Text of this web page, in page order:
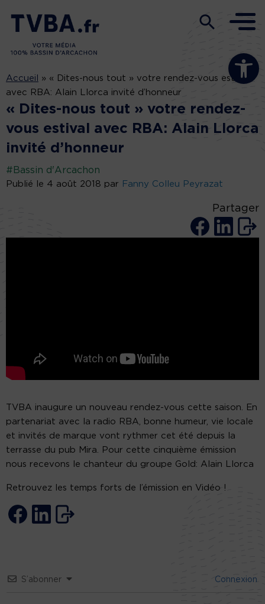
Ouvrir la
Accueil » « Dites-nous tout » votre rendez-vous estival
avec RBA: Alain Llorca invité d’honneur
« Dites-nous tout » votre rendez-
vous estival avec RBA: Alain Llorca
invité d’honneur
#Bassin d'Arcachon
Publié le 4 août 2018 par Fanny Colleu Peyrazat
Partager
TVBA inaugure un nouveau rendez-vous cette saison. En
partenariat avec la radio RBA, bonne humeur, vie locale
et invités de marque vont rythmer cet été depuis la
terrasse du pub Mira. Pour cette cinquième émission
nous recevons le chanteur du groupe Gold: Alain Llorca
Retrouvez les temps forts de l’émission en Vidéo !
S’abonner Connexion